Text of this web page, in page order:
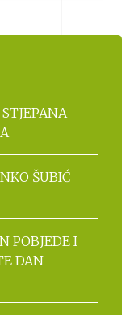
ŠUBIĆ
POBJEDE I
DAN